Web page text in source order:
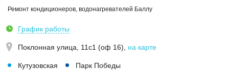
Ремонт кондиционеров, водонагревателей Баллу
График работы
Поклонная улица, 11с1 (оф 16) на карте
Кутузовская Парк Победы